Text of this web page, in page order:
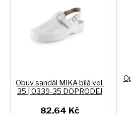
Obuv sandál MIKA bílá vel.
35 | 0339-35 DOPRODEJ
82,64 Kč